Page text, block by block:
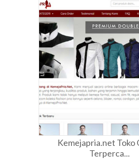
Kemejapria.net Toko
Terperca...